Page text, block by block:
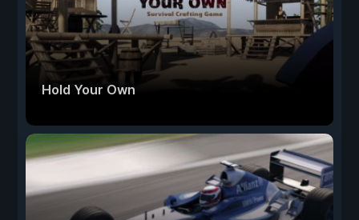
Hold Your Own